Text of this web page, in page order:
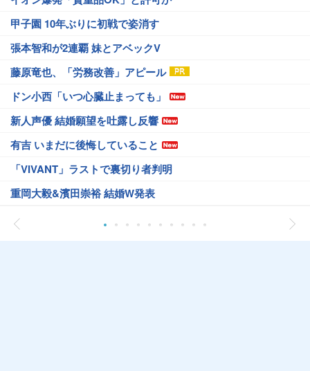
甲子園 10年ぶりに初戦で姿消す
張本智和が2連覇 妹とアベックV
藤原竜也、「労務改善」アピール
ドン小西「いつ心臓止まっても」
新人声優 結婚願望を吐露し反響
有吉 いまだに後悔していること
「VIVANT」ラストで裏切り者判明
重岡大毅&濱田崇裕 結婚W発表